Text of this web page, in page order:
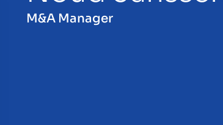
M&A Manager